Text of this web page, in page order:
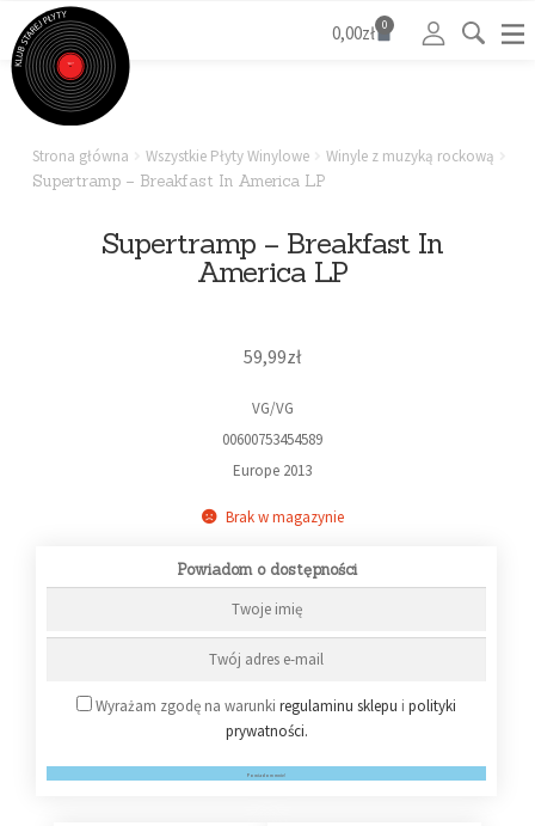
0,00zł 0
Strona główna Wszystkie Płyty Winylowe
Winyle z muzyką rockową
Supertramp – Breakfast In America LP
Supertramp – Breakfast In
America LP
59,99zł
VG/VG
00600753454589
Europe 2013
Brak w magazynie
Powiadom o dostępności
Wyrażam zgodę na warunkiregulaminu sklepu ipolityki
prywatności.
Powiadom mnie!